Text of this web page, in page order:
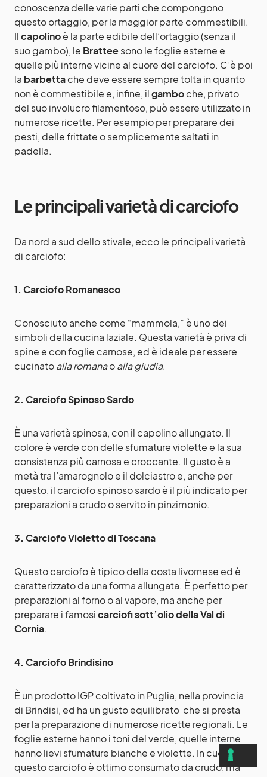
conoscenza delle varie parti che compongono
questo ortaggio, per la maggior parte commestibili.
Ilcapolinoè la parte edibile dell’ortaggio (senza il
suo gambo), le Bratteesono le foglie esterne e
quelle più interne vicine al cuore del carciofo. C’è poi
la barbettache deve essere sempre tolta in quanto
non è commestibile e, infine, ilgamboche, privato
del suo involucro filamentoso, può essere utilizzato in
numerose ricette. Per esempio per preparare dei
pesti, delle frittate o semplicemente saltati in
padella.
Le principali varietà di carciofo
Da nord a sud dello stivale, ecco le principali varietà
di carciofo:
1. Carciofo Romanesco
Conosciuto anche come “mammola,” è uno dei
simboli della cucina laziale. Questa varietà è priva di
spine e con foglie carnose, ed è ideale per essere
cucinatoalla romanaoalla giudia.
2. Carciofo Spinoso Sardo
È una varietà spinosa, con il capolino allungato. Il
colore è verde con delle sfumature violette e la sua
consistenza più carnosa e croccante. Il gusto è a
metà tra l’amarognolo e il dolciastro e, anche per
questo, il carciofo spinoso sardo è il più indicato per
preparazioni a crudo o servito in pinzimonio.
3. Carciofo Violetto di Toscana
Questo carciofo è tipico della costa livornese ed è
caratterizzato da una forma allungata. È perfetto per
preparazioni al forno o al vapore, ma anche per
preparare i famosicarciofi sott’olio della Val di
Cornia.
4. Carciofo Brindisino
È un prodotto IGP coltivato in Puglia, nella provincia
di Brindisi, ed ha un gusto equilibrato che si presta
per la preparazione di numerose ricette regionali. Le
foglie esterne hanno i toni del verde, quelle interne
hanno lievi sfumature bianche e violette. In cucina
questo carciofo è ottimo consumato da crudo, ma